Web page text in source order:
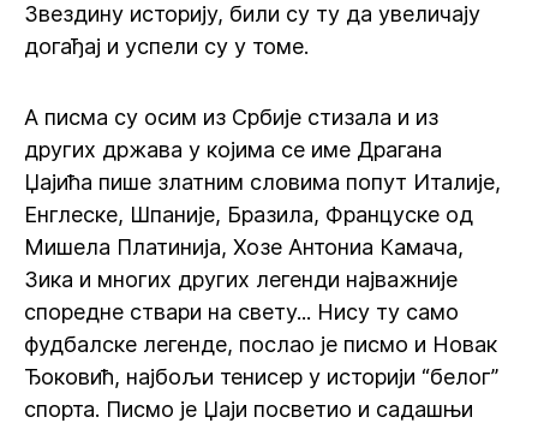
Звездину историју, били су ту да увеличају
догађај и успели су у томе.
А писма су осим из Србије стизала и из
других држава у којима се име Драгана
Џајића пише златним словима попут Италије,
Енглеске, Шпаније, Бразила, Француске од
Мишела Платинија, Хозе Антониа Камача,
Зика и многих других легенди најважније
споредне ствари на свету... Нису ту само
фудбалске легенде, послао је писмо и Новак
Ђоковић, најбољи тенисер у историји “белог”
спорта. Писмо је Џаји посветио и садашњи